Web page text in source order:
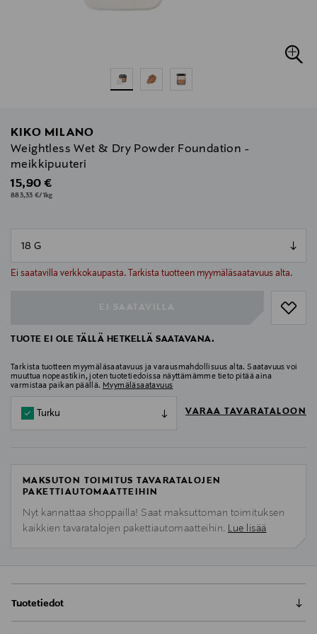
KIKO MILANO
Weightless Wet & Dry Powder Foundation -
meikkipuuteri
Original Price
15,90 €
883,33 €/1kg
Ei saatavilla verkkokaupasta. Tarkista tuotteen myymäläsaatavuus alta.
null
TUOTE EI OLE TÄLLÄ HETKELLÄ SAATAVANA.
Tarkista tuotteen myymäläsaatavuus ja varausmahdollisuus alta. Saatavuus voi
muuttua nopeastikin, joten tuotetiedoissa näyttämämme tieto pitää aina
varmistaa paikan päällä. Myymäläsaatavuus
Turku VARAA TAVARATALOON
MAKSUTON TOIMITUS TAVARATALOJEN
PAKETTIAUTOMAATTEIHIN
Nyt kannattaa shoppailla! Saat maksuttoman toimituksen
kaikkien tavaratalojen pakettiautomaatteihin. Lue lisää
Tuotetiedot